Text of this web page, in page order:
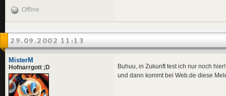
Offline
29.09.2002 11:13
MisterM
Hofnarrgott ;D
Buhuu, in Zukunft test ich nur noch
und dann kommt bei Web.de diese